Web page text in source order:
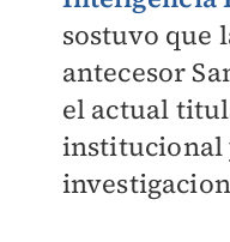
sostuvo que
antecesor
el actual
institucional